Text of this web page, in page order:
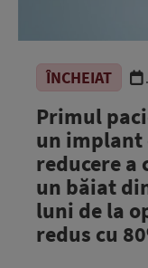
ÎNCHEIAT .
Primul
un implant
reducere a
un băiat
luni de la
redus cu